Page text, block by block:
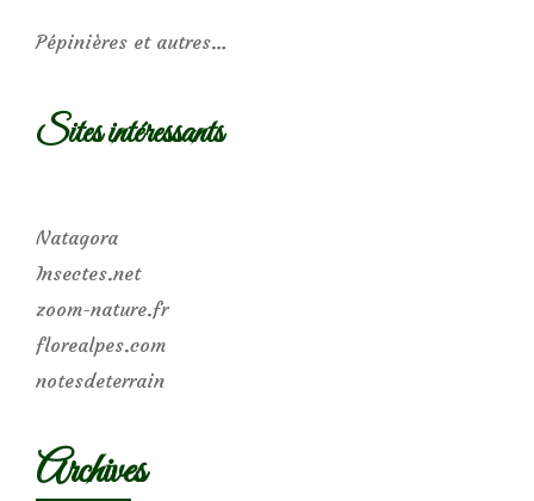
Pépinières et autres…
Sites intéressants
Natagora
Insectes.net
zoom-nature.fr
florealpes.com
notesdeterrain
Archives